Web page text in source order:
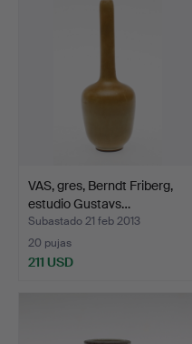
VAS, gres, Berndt Friberg,
estudio Gustavs…
Subastado 21 feb 2013
20 pujas
211 USD